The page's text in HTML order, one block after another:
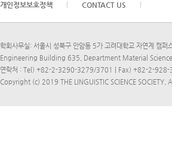
개인정보보호정책 CONTACT US
학회사무실: 서울시 성북구 안암동 5가 고려대학교 자연계 캠
Engineering Building 635, Department Material
연락처 : Tel) +82-2-3290-3279/3701 | Fax) +82-2-928-
Copyright (c) 2019 THE LINGUISTIC SCIENCE SOCIETY,